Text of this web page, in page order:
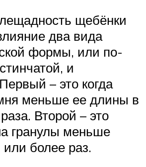
щебёнки
два вида
формы, или по-
и
– это когда
меньше ее длины в
Второй – это
гранулы меньше
более раз.